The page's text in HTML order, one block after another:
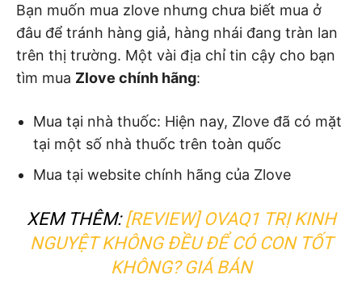
Bạn muốn mua zlove nhưng chưa biết mua ở
đâu để tránh hàng giả, hàng nhái đang tràn lan
trên thị trường. Một vài địa chỉ tin cậy cho bạn
tìm mua Zlove chính hãng:
Mua tại nhà thuốc: Hiện nay, Zlove đã có mặt
tại một số nhà thuốc trên toàn quốc
Mua tại website chính hãng của Zlove
XEM THÊM: [REVIEW] OVAQ1 TRỊ KINH
NGUYỆT KHÔNG ĐỀU ĐỂ CÓ CON TỐT
KHÔNG? GIÁ BÁN